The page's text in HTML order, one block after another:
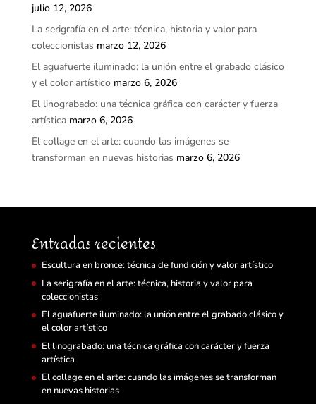
julio 12, 2026
La serigrafía en el arte: técnica, historia y valor para
coleccionistas marzo 12, 2026
El aguafuerte iluminado: la unión entre el grabado clásico
y el color artístico marzo 6, 2026
El linograbado: una técnica gráfica con carácter y fuerza
artística marzo 6, 2026
El collage en el arte: cuando las imágenes se
transforman en nuevas historias marzo 6, 2026
Entradas recientes
Escultura en bronce: técnica de fundición y valor artístico
La serigrafía en el arte: técnica, historia y valor para
coleccionistas
El aguafuerte iluminado: la unión entre el grabado clásico y
el color artístico
El linograbado: una técnica gráfica con carácter y fuerza
artística
El collage en el arte: cuando las imágenes se transforman
en nuevas historias